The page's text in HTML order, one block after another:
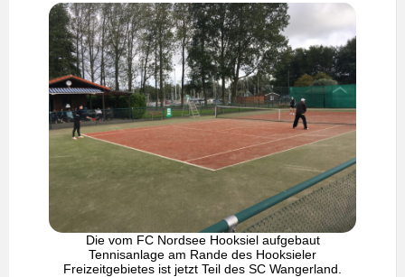
Die vom FC Nordsee Hooksiel aufgebaut
Tennisanlage am Rande des Hooksieler
Freizeitgebietes ist jetzt Teil des SC Wangerland.